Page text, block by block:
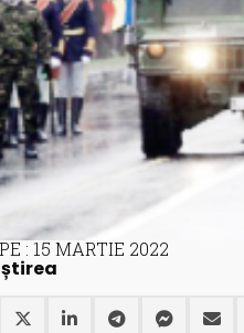
: 15 MARTIE 2022